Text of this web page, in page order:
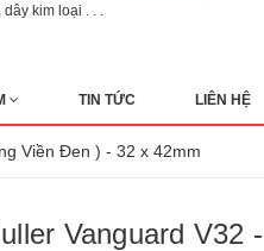
dây kim loại . . .
TIN TỨC LIÊN HỆ
Viền Đen ) - 32 x 42mm
Vanguard V32 -